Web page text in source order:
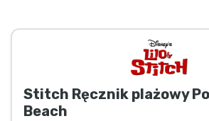
Stitch Ręcznik plażowy
Beach
Rzeczy z anime
Rzeczy dla graczy
Rzeczy sportowe